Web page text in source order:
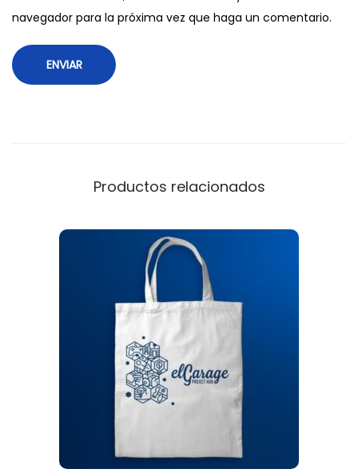
navegador para la próxima vez que haga un comentario.
Productos relacionados